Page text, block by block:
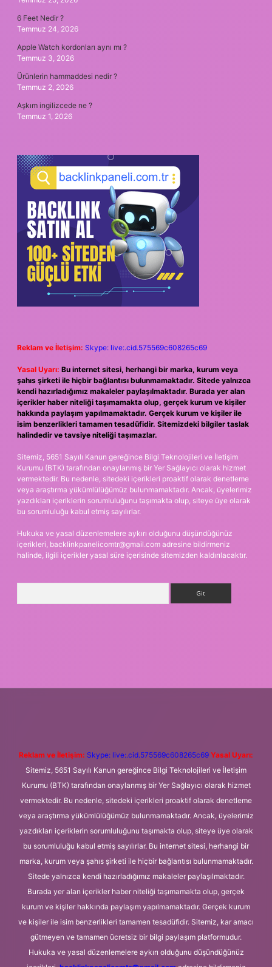
6 Feet Nedir ?
Temmuz 24, 2026
Apple Watch kordonları aynı mı ?
Temmuz 3, 2026
Ürünlerin hammaddesi nedir ?
Temmuz 2, 2026
Aşkım ingilizcede ne ?
Temmuz 1, 2026
Reklam ve İletişim: Skype: live:.cid.575569c608265c69
Yasal Uyarı: Bu internet sitesi, herhangi bir marka, kurum veya
şahıs şirketi ile hiçbir bağlantısı bulunmamaktadır. Sitede yalnızca
kendi hazırladığımız makaleler paylaşılmaktadır. Burada yer alan
içerikler haber niteliği taşımamakta olup, gerçek kurum ve kişiler
hakkında paylaşım yapılmamaktadır. Gerçek kurum ve kişiler ile
isim benzerlikleri tamamen tesadüfidir. Sitemizdeki bilgiler taslak
halindedir ve tavsiye niteliği taşımazlar.
Sitemiz, 5651 Sayılı Kanun gereğince Bilgi Teknolojileri ve İletişim
Kurumu (BTK) tarafından onaylanmış bir Yer Sağlayıcı olarak hizmet
vermektedir. Bu nedenle, sitedeki içerikleri proaktif olarak denetleme
veya araştırma yükümlülüğümüz bulunmamaktadır. Ancak, üyelerimiz
yazdıkları içeriklerin sorumluluğunu taşımakta olup, siteye üye olarak
bu sorumluluğu kabul etmiş sayılırlar.
Hukuka ve yasal düzenlemelere aykırı olduğunu düşündüğünüz
içerikleri, backlinkpanelicomtr@gmail.com adresine bildirmeniz
halinde, ilgili içerikler yasal süre içerisinde sitemizden kaldırılacaktır.
Reklam ve İletişim: Skype: live:.cid.575569c608265c69 Yasal Uyarı:
Sitemiz, 5651 Sayılı Kanun gereğince Bilgi Teknolojileri ve İletişim
Kurumu (BTK) tarafından onaylanmış bir Yer Sağlayıcı olarak hizmet
vermektedir. Bu nedenle, sitedeki içerikleri proaktif olarak denetleme
veya araştırma yükümlülüğümüz bulunmamaktadır. Ancak, üyelerimiz
yazdıkları içeriklerin sorumluluğunu taşımakta olup, siteye üye olarak
bu sorumluluğu kabul etmiş sayılırlar. Bu internet sitesi, herhangi bir
marka, kurum veya şahıs şirketi ile hiçbir bağlantısı bulunmamaktadır.
Sitede yalnızca kendi hazırladığımız makaleler paylaşılmaktadır.
Burada yer alan içerikler haber niteliği taşımamakta olup, gerçek
kurum ve kişiler hakkında paylaşım yapılmamaktadır. Gerçek kurum
ve kişiler ile isim benzerlikleri tamamen tesadüfidir. Sitemiz, kar amacı
gütmeyen ve tamamen ücretsiz bir bilgi paylaşım platformudur.
Hukuka ve yasal düzenlemelere aykırı olduğunu düşündüğünüz